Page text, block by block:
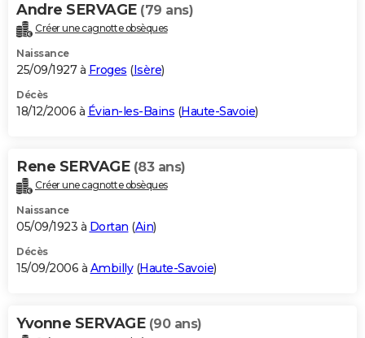
Andre SERVAGE (79 ans)
Créer une cagnotte obsèques
Naissance
25/09/1927 à Froges (Isère)
Décès
18/12/2006 à Évian-les-Bains (Haute-Savoie)
Rene SERVAGE (83 ans)
Créer une cagnotte obsèques
Naissance
05/09/1923 à Dortan (Ain)
Décès
15/09/2006 à Ambilly(Haute-Savoie)
Yvonne SERVAGE (90 ans)